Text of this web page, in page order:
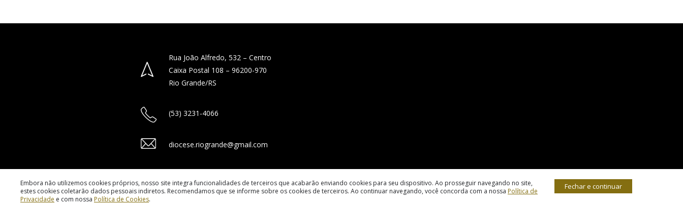
Rua João Alfredo, 532 – Centro
Caixa Postal 108 – 96200-970
Rio Grande/RS
(53) 3231-4066
diocese.riogrande@gmail.com
Fechar e continuar
Embora não utilizemos cookies próprios, nosso site integra funcionalidades de terceiros que acabarão enviando cookies para seu dispositivo. Ao prosseguir navegando no site,
estes cookies coletarão dados pessoais indiretos. Recomendamos que se informe sobre os cookies de terceiros. Ao continuar navegando, você concorda com a nossa Política de
Privacidade e com nossa Política de Cookies.